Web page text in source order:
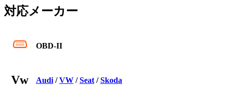
対応メーカー
OBD-II
Vw Audi /VW /Seat /Skoda